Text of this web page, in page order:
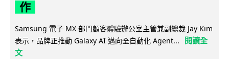
作
Samsung 電子 MX 部門顧客體驗辦公室主管兼副總裁 Jay Kim
表示，品牌正推動 Galaxy AI 邁向全自動化 Agent...
閱讀全
文